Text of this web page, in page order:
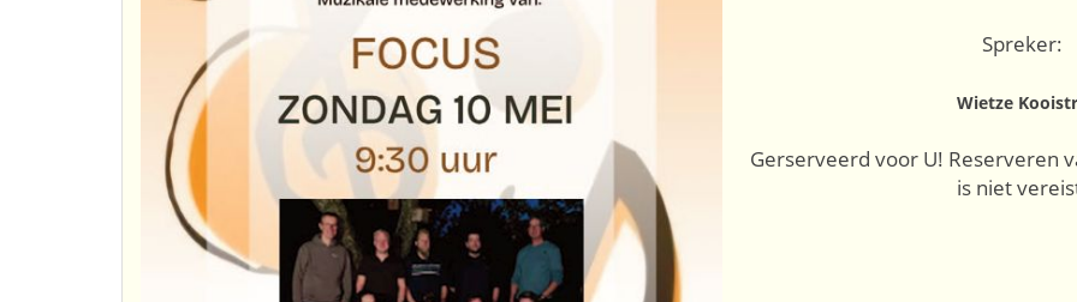
Spreker:
Wietze
Gerserveerd voor U! Reserveren
is niet